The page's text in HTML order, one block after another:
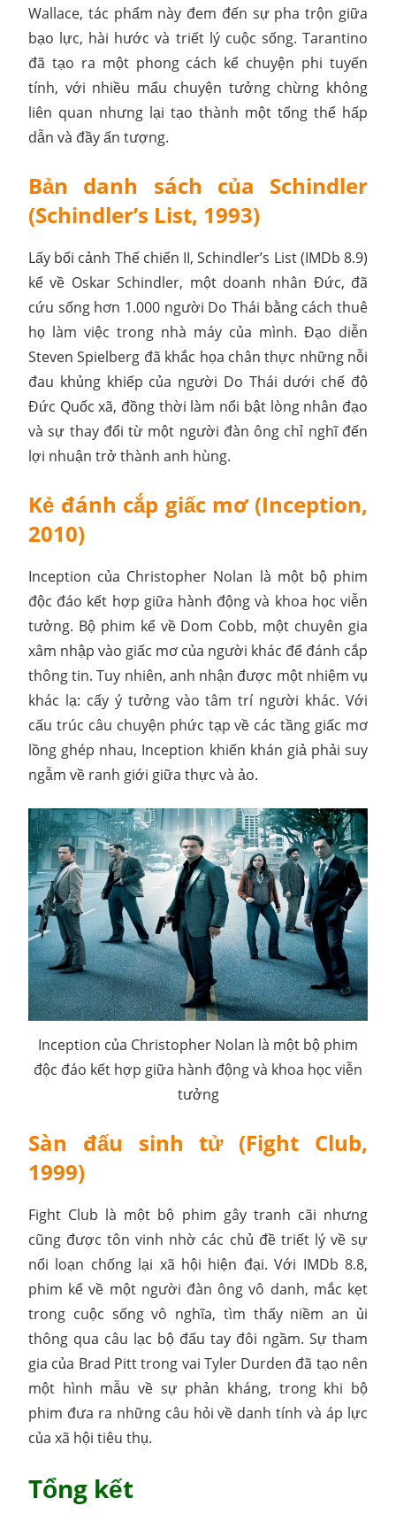
Wallace, tác phẩm này đem đến sự pha trộn giữa
bạo lực, hài hước và triết lý cuộc sống. Tarantino
đã tạo ra một phong cách kể chuyện phi tuyến
tính, với nhiều mẩu chuyện tưởng chừng không
liên quan nhưng lại tạo thành một tổng thể hấp
dẫn và đầy ấn tượng.
Bản danh sách của Schindler
(Schindler’s List, 1993)
Lấy bối cảnh Thế chiến II, Schindler’s List (IMDb 8.9)
kể về Oskar Schindler, một doanh nhân Đức, đã
cứu sống hơn 1.000 người Do Thái bằng cách thuê
họ làm việc trong nhà máy của mình. Đạo diễn
Steven Spielberg đã khắc họa chân thực những nỗi
đau khủng khiếp của người Do Thái dưới chế độ
Đức Quốc xã, đồng thời làm nổi bật lòng nhân đạo
và sự thay đổi từ một người đàn ông chỉ nghĩ đến
lợi nhuận trở thành anh hùng.
Kẻ đánh cắp giấc mơ (Inception,
2010)
Inception của Christopher Nolan là một bộ phim
độc đáo kết hợp giữa hành động và khoa học viễn
tưởng. Bộ phim kể về Dom Cobb, một chuyên gia
xâm nhập vào giấc mơ của người khác để đánh cắp
thông tin. Tuy nhiên, anh nhận được một nhiệm vụ
khác lạ: cấy ý tưởng vào tâm trí người khác. Với
cấu trúc câu chuyện phức tạp về các tầng giấc mơ
lồng ghép nhau, Inception khiến khán giả phải suy
ngẫm về ranh giới giữa thực và ảo.
Inception của Christopher Nolan là một bộ phim
độc đáo kết hợp giữa hành động và khoa học viễn
tưởng
Sàn đấu sinh tử (Fight Club,
1999)
Fight Club là một bộ phim gây tranh cãi nhưng
cũng được tôn vinh nhờ các chủ đề triết lý về sự
nổi loạn chống lại xã hội hiện đại. Với IMDb 8.8,
phim kể về một người đàn ông vô danh, mắc kẹt
trong cuộc sống vô nghĩa, tìm thấy niềm an ủi
thông qua câu lạc bộ đấu tay đôi ngầm. Sự tham
gia của Brad Pitt trong vai Tyler Durden đã tạo nên
một hình mẫu về sự phản kháng, trong khi bộ
phim đưa ra những câu hỏi về danh tính và áp lực
của xã hội tiêu thụ.
Tổng kết